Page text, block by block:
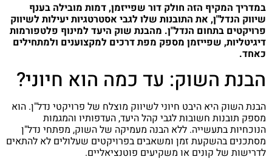
במדריך המקיף הזה חולק דור שפייזמן, דמות מובילה בענף
שיווק הנדל"ן, את התובנות שלו לגבי אסטרטגיות יעילות לשיווק
פרויקטים בתחום הנדל"ן. מהבנת שוק היעד למינוף פלטפורמות
דיגיטליות, שפייזמן מספק מפת דרכים למקצוענים ולמתחילים
כאחד.
הבנת השוק: עד כמה הוא חיוני?
הבנת השוק היא היבט חיוני לשיווק מוצלח של פרויקטי נדל"ן. הוא
מספק תובנות חשובות לגבי קהל היעד, העדפותיו והמגמות
הנוכחיות בתעשייה. ללא הבנה מעמיקה של השוק, מפתחי נדל"ן
מסתכנים בהשקעת זמן ומשאבים בפרויקטים שעלולים לא להתאים
לדרישות של קונים או משקיעים פוטנציאליים.